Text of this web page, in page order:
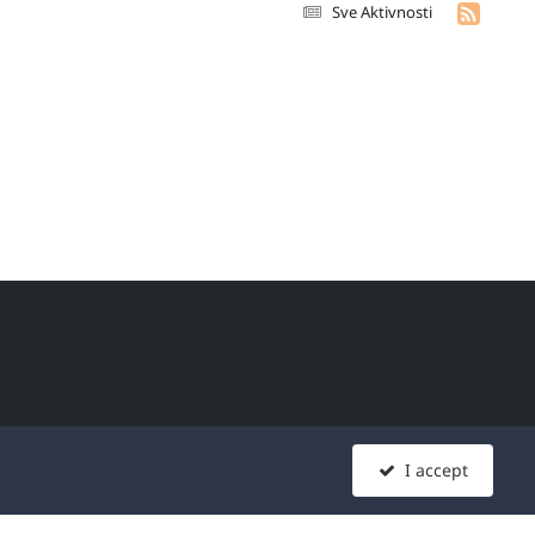
Sve Aktivnosti
I accept